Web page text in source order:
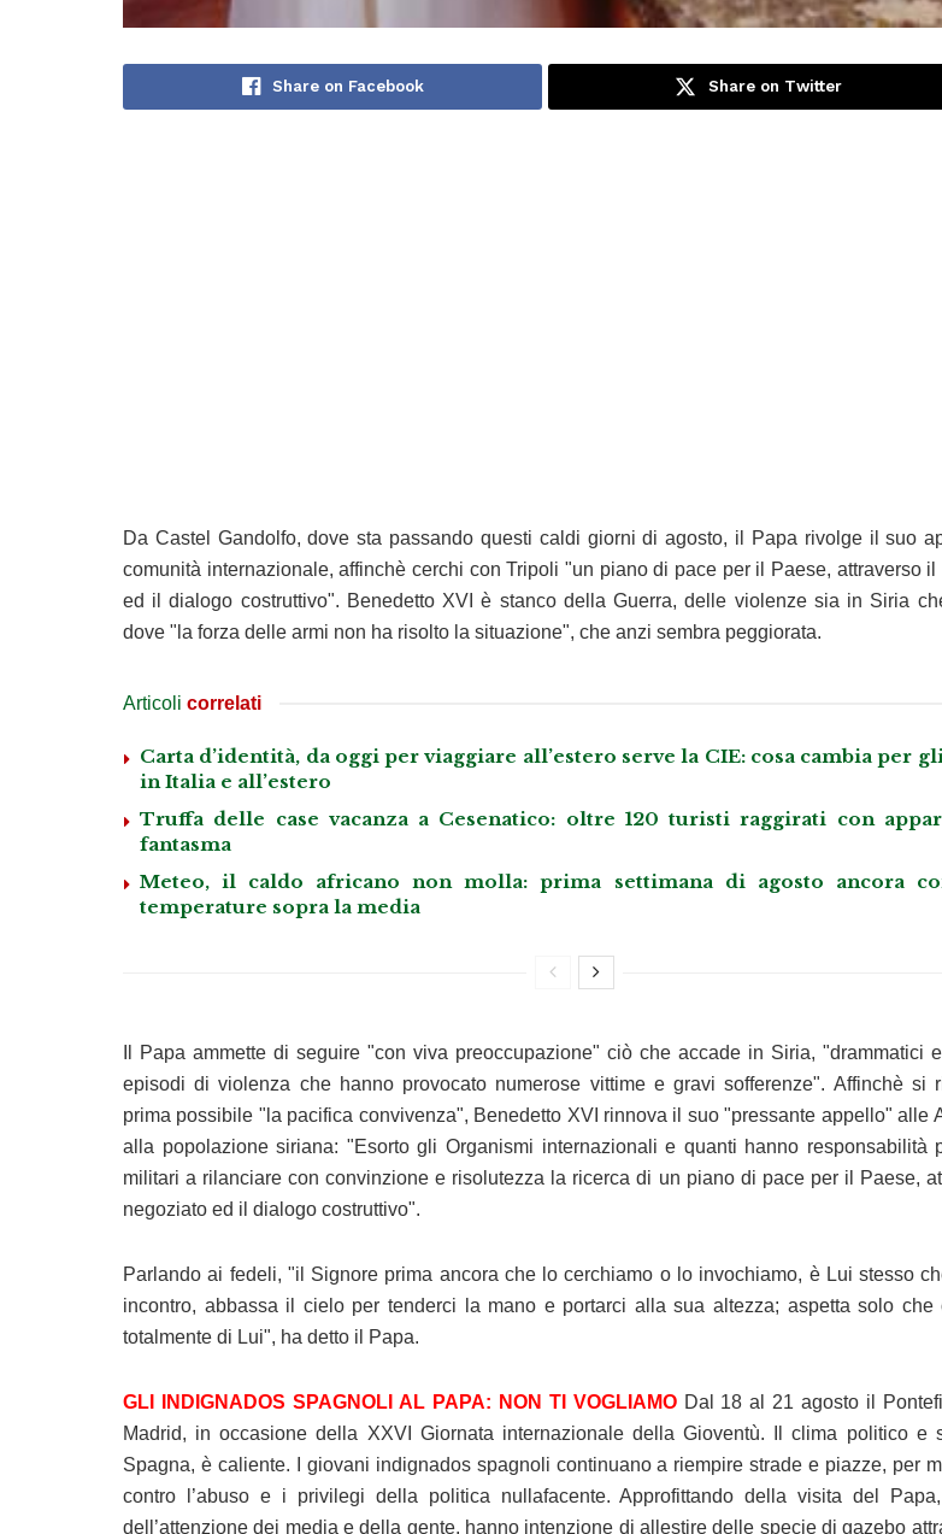
Share on Facebook Share on Twitter
Da Castel Gandolfo, dove sta passando questi caldi giorni di agosto, il Papa rivolge il suo
comunità internazionale, affinchè cerchi con Tripoli "un piano di pace per il Paese, attraverso il
ed il dialogo costruttivo". Benedetto XVI è stanco della Guerra, delle violenze sia in Siria
dove "la forza delle armi non ha risolto la situazione", che anzi sembra peggiorata.
Articoli correlati
Carta d’identità, da oggi per viaggiare all’estero serve la CIE: cosa cambia per
in Italia e all’estero
Truffa delle case vacanza a Cesenatico: oltre 120 turisti raggirati con
fantasma
Meteo, il caldo africano non molla: prima settimana di agosto ancora
temperature sopra la media
Il Papa ammette di seguire "con viva preoccupazione" ciò che accade in Siria, "drammatici
episodi di violenza che hanno provocato numerose vittime e gravi sofferenze". Affinchè si
prima possibile "la pacifica convivenza", Benedetto XVI rinnova il suo "pressante appello" alle
alla popolazione siriana: "Esorto gli Organismi internazionali e quanti hanno responsabilità
militari a rilanciare con convinzione e risolutezza la ricerca di un piano di pace per il Paese,
negoziato ed il dialogo costruttivo".
Parlando ai fedeli, "il Signore prima ancora che lo cerchiamo o lo invochiamo, è Lui stesso
incontro, abbassa il cielo per tenderci la mano e portarci alla sua altezza; aspetta solo che
totalmente di Lui", ha detto il Papa.
GLI INDIGNADOS SPAGNOLI AL PAPA: NON TI VOGLIAMODal 18 al 21 agosto il
Madrid, in occasione della XXVI Giornata internazionale della Gioventù. Il clima politico e
Spagna, è caliente. I giovani indignados spagnoli continuano a riempire strade e piazze, per
contro l’abuso e i privilegi della politica nullafacente. Approfittando della visita del
dell’attenzione dei media e della gente, hanno intenzione di allestire delle specie di gazebo